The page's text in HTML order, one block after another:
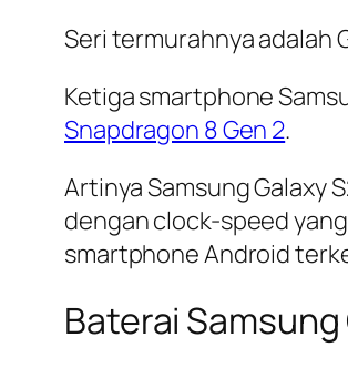
Seri termurahnya adalah
Ketiga smartphone
Snapdragon 8 Gen 2.
Artinya Samsung Galaxy
denganclock-speed
smartphone Android
Baterai